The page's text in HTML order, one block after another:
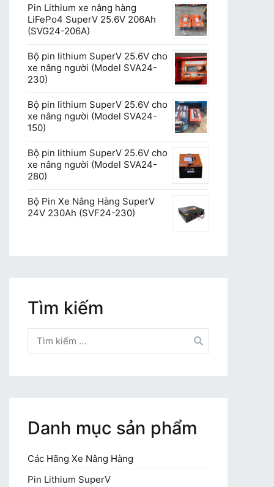
Pin Lithium xe nâng hàng
LiFePo4 SuperV 25.6V 206Ah
(SVG24-206A)
Bộ pin lithium SuperV 25.6V cho
xe nâng người (Model SVA24-
230)
Bộ pin lithium SuperV 25.6V cho
xe nâng người (Model SVA24-
150)
Bộ pin lithium SuperV 25.6V cho
xe nâng người (Model SVA24-
280)
Bộ Pin Xe Nâng Hàng SuperV
24V 230Ah (SVF24-230)
Tìm kiếm
kiếm
cho:
Danh mục sản phẩm
Các Hãng Xe Nâng Hàng
Pin Lithium SuperV